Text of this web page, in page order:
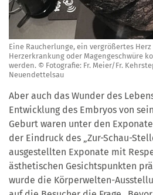
Eine Raucherlunge, ein vergrößertes
Herzerkrankung oder Magengeschwüre
werden. © Fotografie: Fr. Meier/Fr.
Neuendettelsau
Aber auch das Wunder des
Entwicklung des Embryos von
Geburt waren unter den
der Eindruck des „Zur-Schau-
ausgestellten Exponate mit
ästhetischen Gesichtspunkten
wurde die Körperwelten-